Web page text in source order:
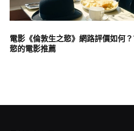
電影《倫敦生之慾》網路評價如何
慾的電影推薦